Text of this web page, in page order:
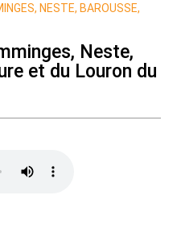
NESTE, BAROUSSE,
Neste,
et du Louron du